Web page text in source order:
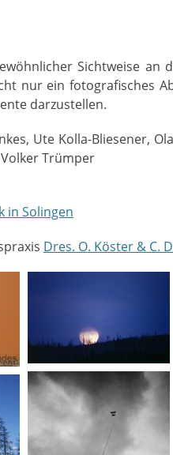
Sichtweise an
nur ein fotografisches
darzustellen.
Ute Kolla-Bliesener,
Trümper
in Solingen
Dres. O. Köster & C.